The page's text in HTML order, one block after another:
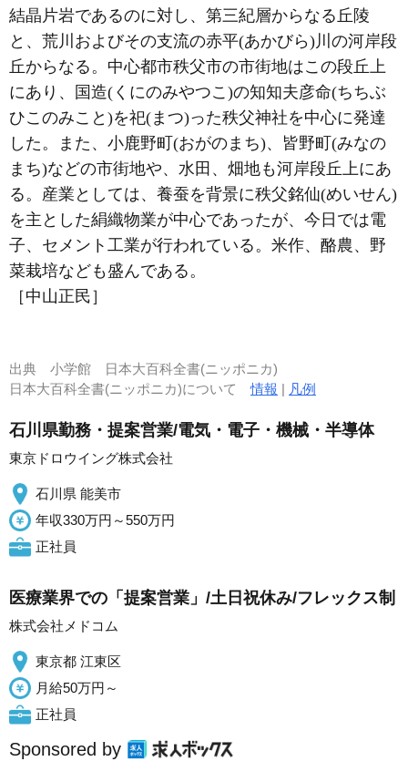
結晶片岩であるのに対し、第三紀層からなる丘陵
と、荒川およびその支流の赤平(あかびら)川の河岸段
丘からなる。中心都市秩父市の市街地はこの段丘上
にあり、国造(くにのみやつこ)の知知夫彦命(ちちぶ
ひこのみこと)を祀(まつ)った秩父神社を中心に発達
した。また、小鹿野町(おがのまち)、皆野町(みなの
まち)などの市街地や、水田、畑地も河岸段丘上にあ
る。産業としては、養蚕を背景に秩父銘仙(めいせん)
を主とした絹織物業が中心であったが、今日では電
子、セメント工業が行われている。米作、酪農、野
菜栽培なども盛んである。
［中山正民］
出典 小学館 日本大百科全書(ニッポニカ)
日本大百科全書(ニッポニカ)について情報 | 凡例
石川県勤務・提案営業/電気・電子・機械・半導体
東京ドロウイング株式会社
石川県 能美市
年収330万円～550万円
正社員
医療業界での「提案営業」/土日祝休み/フレックス制
株式会社メドコム
東京都 江東区
月給50万円～
正社員
Sponsored by